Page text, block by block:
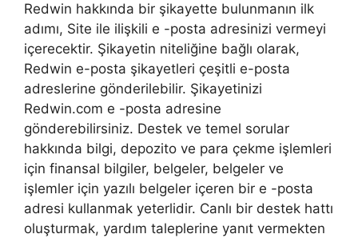
Redwin hakkında bir şikayette bulunmanın ilk
adımı, Site ile ilişkili e -posta adresinizi vermeyi
içerecektir. Şikayetin niteliğine bağlı olarak,
Redwin e-posta şikayetleri çeşitli e-posta
adreslerine gönderilebilir. Şikayetinizi
Redwin.com e -posta adresine
gönderebilirsiniz. Destek ve temel sorular
hakkında bilgi, depozito ve para çekme işlemleri
için finansal bilgiler, belgeler, belgeler ve
işlemler için yazılı belgeler içeren bir e -posta
adresi kullanmak yeterlidir. Canlı bir destek hattı
oluşturmak, yardım taleplerine yanıt vermekten